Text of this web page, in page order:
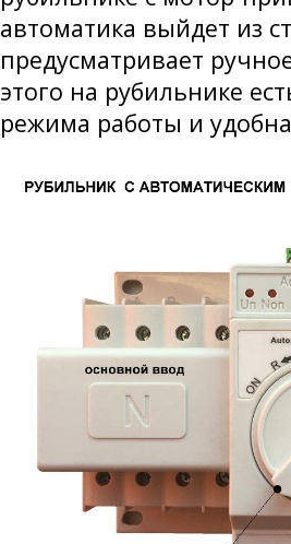
автоматика выйдет из
предусматривает
этого на рубильнике
режима работы и